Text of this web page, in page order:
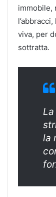
immobile,
viva, per
sottratta.
la